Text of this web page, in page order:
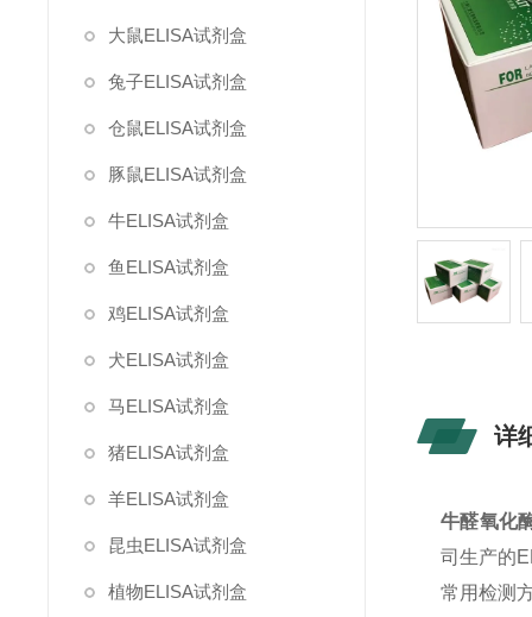
大鼠ELISA试剂盒
兔子ELISA试剂盒
仓鼠ELISA试剂盒
豚鼠ELISA试剂盒
牛ELISA试剂盒
鱼ELISA试剂盒
鸡ELISA试剂盒
犬ELISA试剂盒
马ELISA试剂盒
猪ELISA试剂盒
羊ELISA试剂盒
昆虫ELISA试剂盒
植物ELISA试剂盒
详
牛醛氧化
司生产的
常用检测